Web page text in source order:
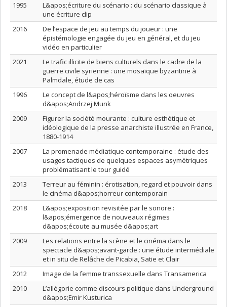
1995
L&apos;écriture du scénario : du scénario classique à
une écriture clip
2016
De l’espace de jeu au temps du joueur : une
épistémologie engagée du jeu en général, et du jeu
vidéo en particulier
2021
Le trafic illicite de biens culturels dans le cadre de la
guerre civile syrienne : une mosaïque byzantine à
Palmdale, étude de cas
1996
Le concept de l&apos;héroïsme dans les oeuvres
d&apos;Andrzej Munk
2009
Figurer la société mourante : culture esthétique et
idéologique de la presse anarchiste illustrée en France,
1880-1914
2007
La promenade médiatique contemporaine : étude des
usages tactiques de quelques espaces asymétriques
problématisant le tour guidé
2013
Terreur au féminin : érotisation, regard et pouvoir dans
le cinéma d&apos;horreur contemporain
2018
L&apos;exposition revisitée par le sonore :
l&apos;émergence de nouveaux régimes
d&apos;écoute au musée d&apos;art
2009
Les relations entre la scène et le cinéma dans le
spectacle d&apos;avant-garde : une étude intermédiale
et in situ de Relâche de Picabia, Satie et Clair
2012
Image de la femme transsexuelle dans Transamerica
2010
L’allégorie comme discours politique dans Underground
d&apos;Emir Kusturica